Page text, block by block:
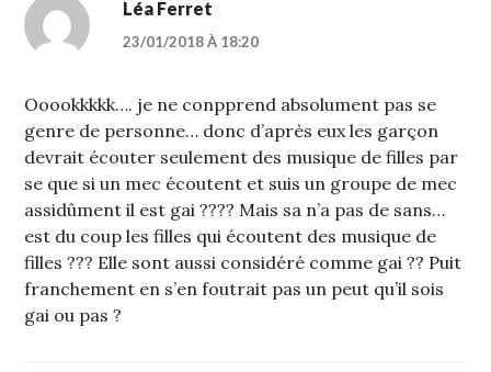
Léa Ferret
23/01/2018 À 18:20
Ooookkkkk…. je ne conpprend absolument pas se
genre de personne… donc d’après eux les garçon
devrait écouter seulement des musique de filles par
se que si un mec écoutent et suis un groupe de mec
assidûment il est gai ???? Mais sa n’a pas de sans…
est du coup les filles qui écoutent des musique de
filles ??? Elle sont aussi considéré comme gai ?? Puit
franchement en s’en foutrait pas un peut qu’il sois
gai ou pas ?